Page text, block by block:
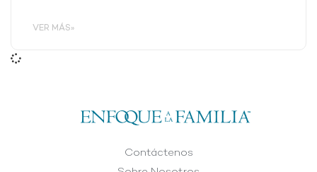
VER MÁS»
Contáctenos